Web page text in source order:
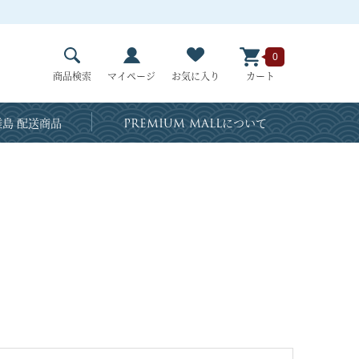
商品検索 マイページ お気に入り カート
0
配送商品 PREMIUM MALLについて